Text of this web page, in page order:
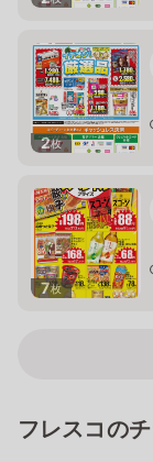
2枚
7枚
フレスコの